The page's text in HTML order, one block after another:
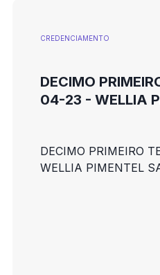
CREDENCIAMENTO
DECIMO
04-23 - WELLIA
DECIMO PRIMEIRO
WELLIA PIMENTEL